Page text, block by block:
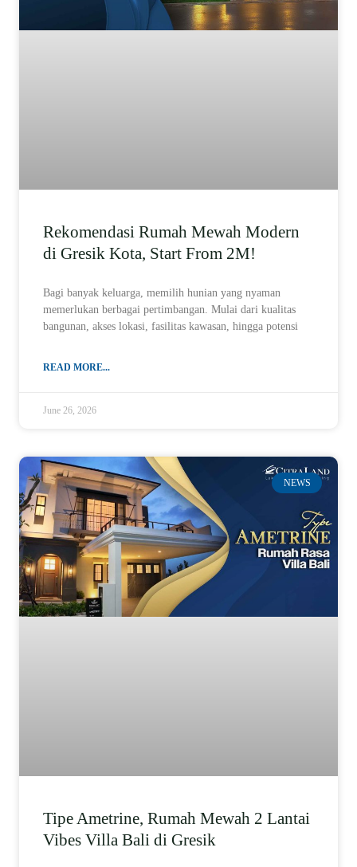
Rekomendasi Rumah Mewah Modern
di Gresik Kota, Start From 2M!
Bagi banyak keluarga, memilih hunian yang nyaman
memerlukan berbagai pertimbangan. Mulai dari kualitas
bangunan, akses lokasi, fasilitas kawasan, hingga potensi
READ MORE...
June 26, 2026
NEWS
Tipe Ametrine, Rumah Mewah 2 Lantai
Vibes Villa Bali di Gresik